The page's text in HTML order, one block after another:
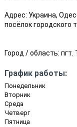
Адрес: Украина,
посёлок городского
Город / область: пгт.
График работы:
Понедельник
Вторник
Среда
Четверг
Пятница